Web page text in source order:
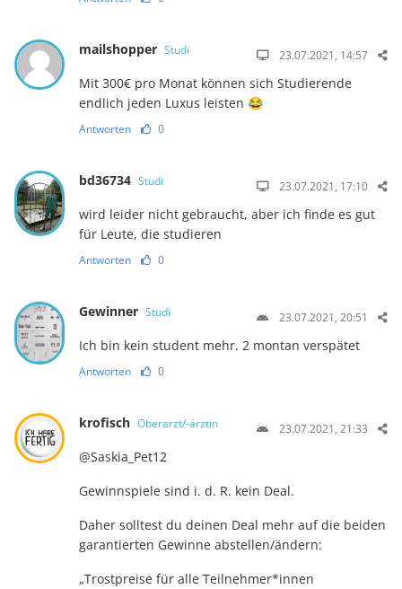
mailshopper Studi 23.07.2021, 14:57
Mit 300€ pro Monat können sich Studierende
endlich jeden Luxus leisten 😂
Antworten 0
bd36734 Studi 23.07.2021, 17:10
wird leider nicht gebraucht, aber ich finde es gut
für Leute, die studieren
Antworten 0
Gewinner Studi 23.07.2021, 20:51
Ich bin kein student mehr. 2 montan verspätet
Antworten 0
krofisch Oberarzt/-ärztin 23.07.2021, 21:33
@Saskia_Pet12
Gewinnspiele sind i. d. R. kein Deal.
Daher solltest du deinen Deal mehr auf die beiden
garantierten Gewinne abstellen/ändern:
„Trostpreise für alle Teilnehmer*innen